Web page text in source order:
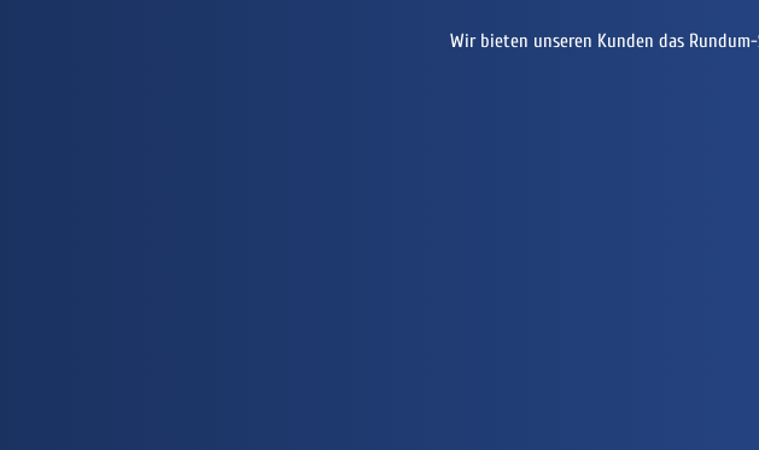
Wir bieten unseren Kunden das